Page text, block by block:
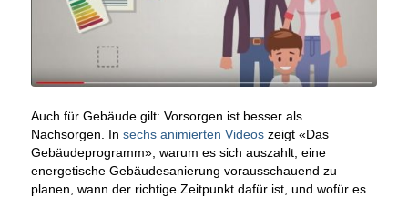
Auch für Gebäude gilt: Vorsorgen ist besser als
Nachsorgen. In sechs animierten Videoszeigt «Das
Gebäudeprogramm», warum es sich auszahlt, eine
energetische Gebäudesanierung vorausschauend zu
planen, wann der richtige Zeitpunkt dafür ist, und wofür es